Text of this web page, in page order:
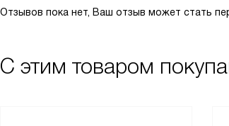
Отзывов пока нет, Ваш отзыв может стать
С этим товаром